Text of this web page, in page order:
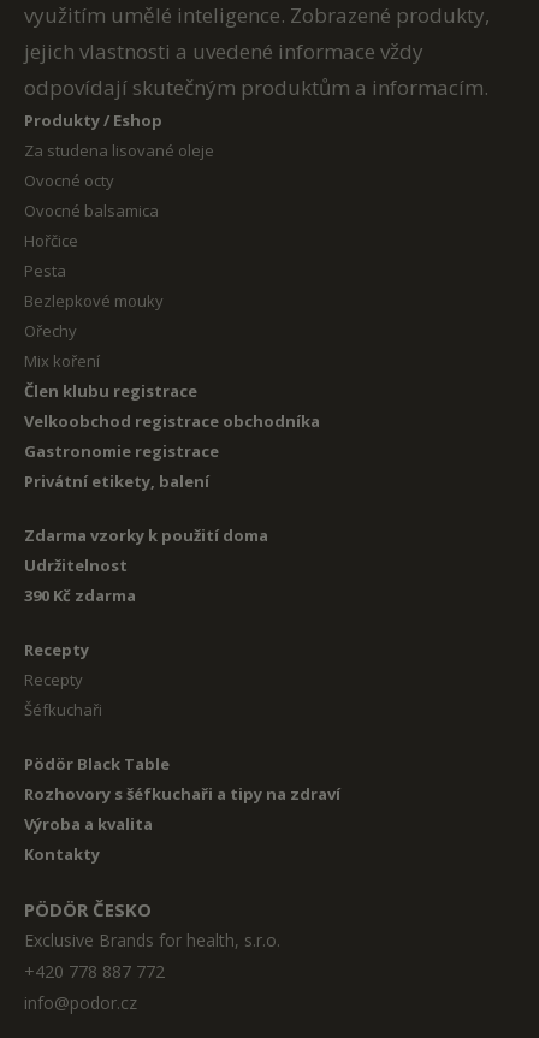
využitím umělé inteligence. Zobrazené produkty,
jejich vlastnosti a uvedené informace vždy
odpovídají skutečným produktům a informacím.
Produkty / Eshop
Za studena lisované oleje
Ovocné octy
Ovocné balsamica
Hořčice
Pesta
Bezlepkové mouky
Ořechy
Mix koření
Člen klubu registrace
Velkoobchod registrace obchodníka
Gastronomie registrace
Privátní etikety, balení
Zdarma vzorky k použití doma
Udržitelnost
390 Kč zdarma
Recepty
Recepty
Šéfkuchaři
Pödör Black Table
Rozhovory s šéfkuchaři a tipy na zdraví
Výroba a kvalita
Kontakty
PÖDÖR ČESKO
Exclusive Brands for health, s.r.o.
+420 778 887 772
info@podor.cz